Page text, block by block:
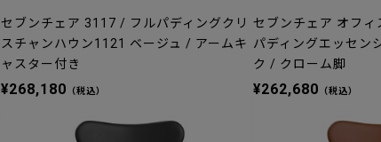
セブンチェア 3117 / フルパディングクリ
スチャンハウン1121 ベージュ / アームキ
ャスター付き
¥268,180 （税込）
セブンチェア オフ
パディングエッセン
ク / クローム脚
¥262,680 （税込）